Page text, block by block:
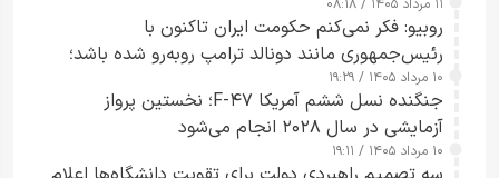
۱۱ مرداد ۱۴۰۵ / ۰۸:۱۸
روبیو: فکر نمی‌کنم حکومت ایران تاکنون با
رئیس‌جمهوری مانند دونالد ترامپ روبه‌رو شده باشد؛
کسی که واقعاً دست به اقدام می‌زند
۱۰ مرداد ۱۴۰۵ / ۱۹:۲۹
جنگنده نسل ششم آمریکا F-۴۷؛ نخستین پرواز
آزمایشی در سال ۲۰۲۸ انجام می‌شود
۱۰ مرداد ۱۴۰۵ / ۱۹:۱۱